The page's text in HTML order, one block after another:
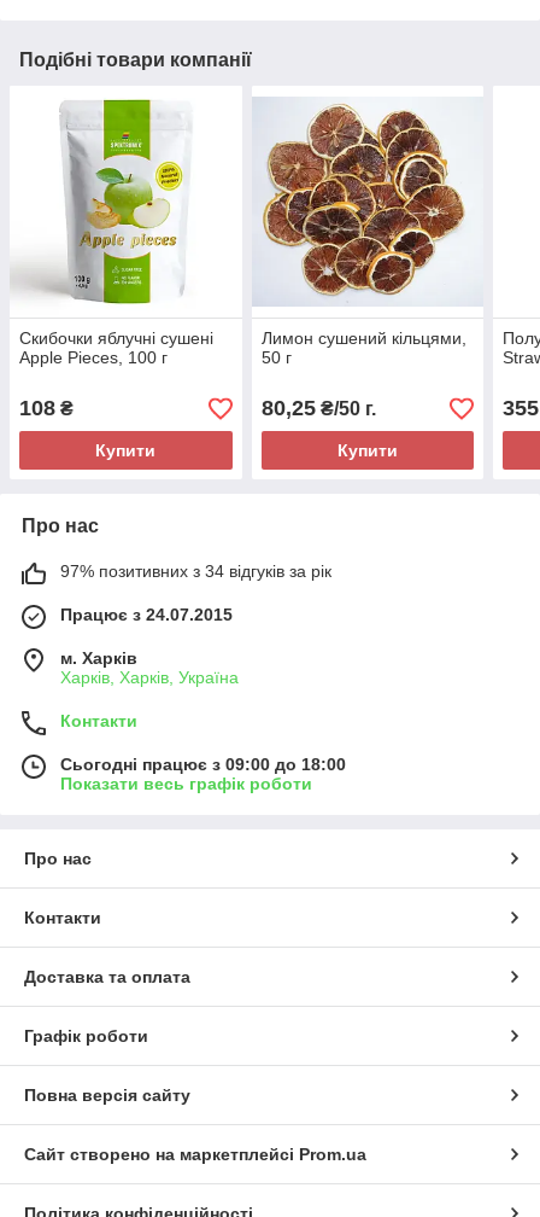
Подібні товари компанії
Скибочки яблучні сушені
Apple Pieces, 100 г
108 ₴
Купити
Лимон сушений кільцями,
50 г
80,25₴/50 г.
Купити
355
Про нас
97% позитивних з 34 відгуків за рік
Працює з 24.07.2015
м. Харків
Харків, Харків, Україна
Контакти
Сьогодні працює з 09:00 до 18:00
Показати весь графік роботи
Про нас
Контакти
Доставка та оплата
Графік роботи
Повна версія сайту
Сайт створено на маркетплейсі Prom.ua